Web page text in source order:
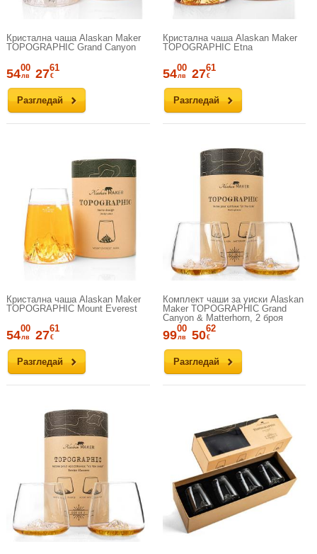
Кристална чаша Alaskan Maker
TOPOGRAPHIC Grand Canyon
Разгледай
5400
лв 2761
€
Кристална чаша Alaskan Maker
TOPOGRAPHIC Etna
Разгледай
5400
лв 2761
€
Кристална чаша Alaskan Maker
TOPOGRAPHIC Mount Everest
Разгледай
5400
лв 2761
€
Комплект чаши за уиски Alaskan
Maker TOPOGRAPHIC Grand
Canyon & Matterhorn, 2 броя
Разгледай
9900
лв 5062
€